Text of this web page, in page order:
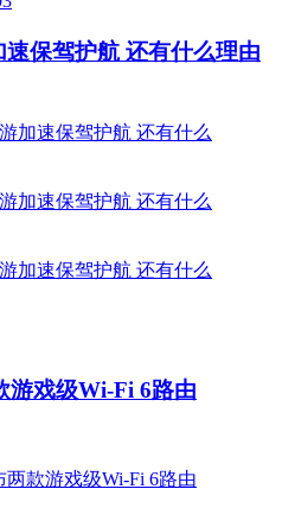
保驾护航 还有什么理由
游戏级Wi-Fi 6路由